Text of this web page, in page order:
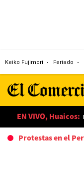
Keiko Fujimori Feriado
EN VIVO, Huaicos:
Protestas en el